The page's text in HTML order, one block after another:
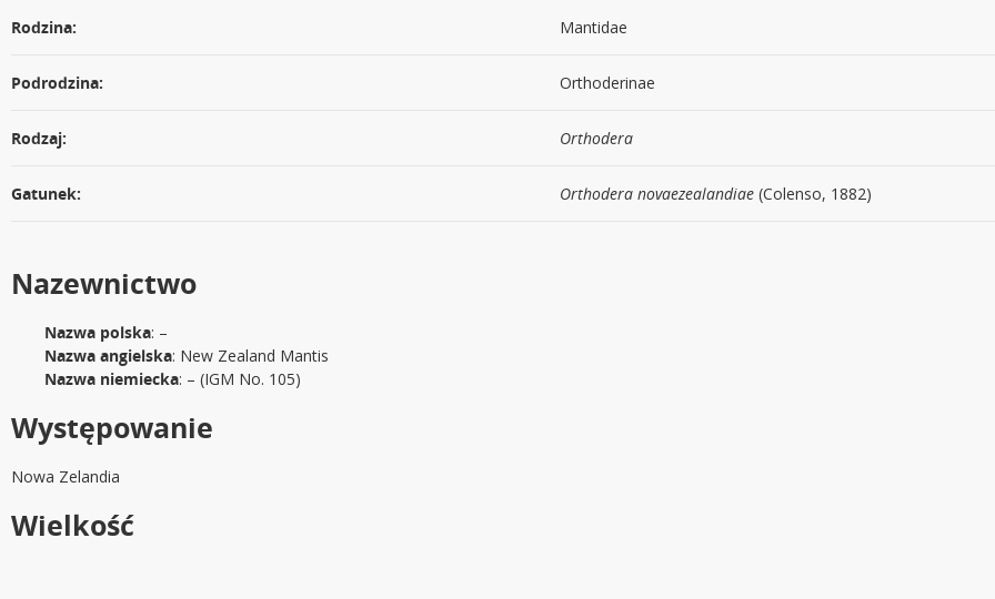
Rodzina: Mantidae
Podrodzina: Orthoderinae
Rodzaj: Orthodera
Gatunek: Orthodera novaezealandiae (Colenso, 1882)
Nazewnictwo
Nazwa polska: –
Nazwa angielska: New Zealand Mantis
Nazwa niemiecka: – (IGM No. 105)
Występowanie
Nowa Zelandia
Wielkość